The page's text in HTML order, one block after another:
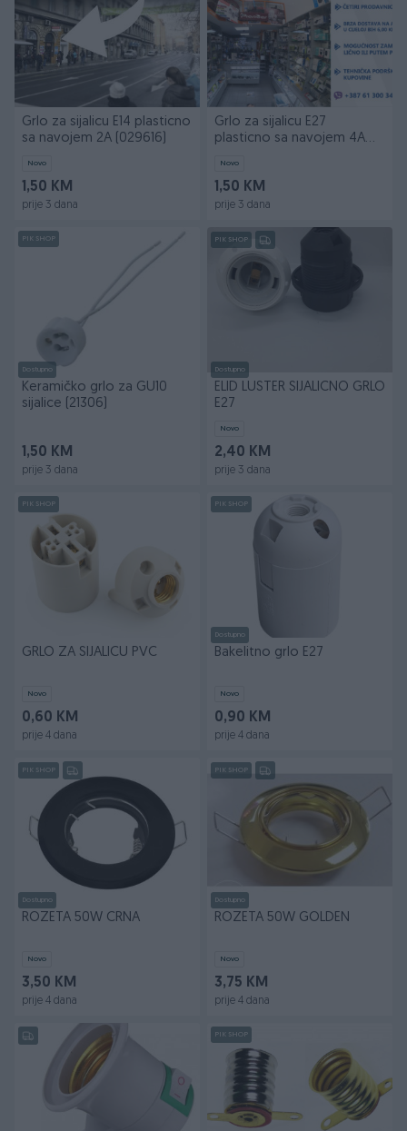
Grlo za sijalicu E14 plasticno
sa navojem 2A (029616)
Novo
1,50 KM
prije 3 dana
Grlo za sijalicu E27
plasticno sa navojem 4A
Novo
1,50 KM
prije 3 dana
PIK SHOP
Dostupno
Keramičko grlo za GU10
sijalice (21306)
1,50 KM
prije 3 dana
PIK SHOP
Dostupno
ELID LUSTER SIJALICNO GRLO
E27
Novo
2,40 KM
prije 3 dana
PIK SHOP
GRLO ZA SIJALICU PVC
Novo
0,60 KM
prije 4 dana
PIK SHOP
Dostupno
Bakelitno grlo E27
Novo
0,90 KM
prije 4 dana
PIK SHOP
Dostupno
ROZETA 50W CRNA
Novo
3,50 KM
prije 4 dana
PIK SHOP
Dostupno
ROZETA 50W GOLDEN
Novo
3,75 KM
prije 4 dana
PIK SHOP